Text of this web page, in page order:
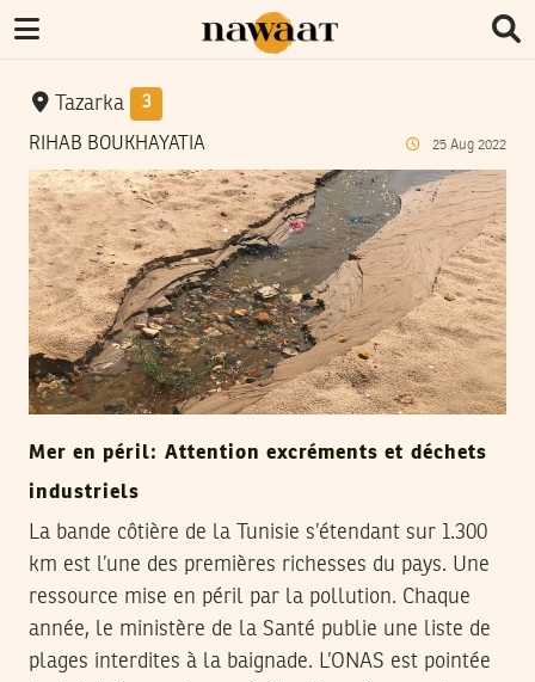
Tazarka 3
RIHAB BOUKHAYATIA 25 Aug 2022
Mer en péril: Attention excréments et déchets
industriels
La bande côtière de la Tunisie s’étendant sur 1.300
km est l’une des premières richesses du pays. Une
ressource mise en péril par la pollution. Chaque
année, le ministère de la Santé publie une liste de
plages interdites à la baignade. L’ONAS est pointée